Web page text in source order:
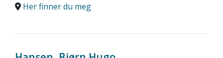
Her finner du meg